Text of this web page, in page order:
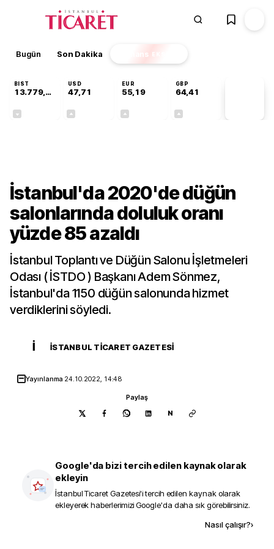
Bugün Son Dakika Finans EKSTRA
BIST
13.779,39
USD
47,71
EUR
55,19
GBP
64,41
İstanbul'da 2020'de düğün
salonlarında doluluk oranı
yüzde 85 azaldı
İstanbul Toplantı ve Düğün Salonu İşletmeleri
Odası ( İSTDO ) Başkanı Adem Sönmez,
İstanbul'da 1150 düğün salonunda hizmet
verdiklerini söyledi.
İ İSTANBUL TICARET GAZETESI
Yayınlanma 24.10.2022, 14:48
Paylaş
N
Google'da bizi tercih edilen kaynak olarak
ekleyin
İstanbul Ticaret Gazetesi'i tercih edilen kaynak olarak
ekleyerek haberlerimizi Google'da daha sık görebilirsiniz.
Nasıl çalışır?›